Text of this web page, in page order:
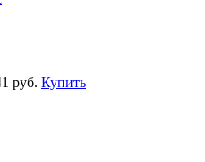
руб. Купить